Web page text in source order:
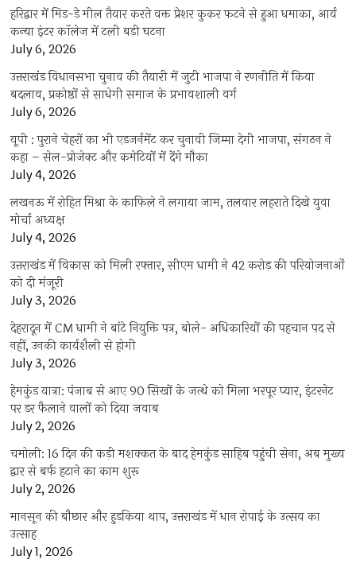
हरिद्वार में मिड-डे मील तैयार करते वक्त प्रेशर कुकर फटने से हुआ धमाका, आर्य
कन्या इंटर कॉलेज में टली बड़ी घटना
July 6, 2026
उत्तराखंंड विधानसभा चुनाव की तैयारी में जुटी भाजपा ने रणनीति में किया
बदलाव, प्रकोष्ठों से साधेगी समाज के प्रभावशाली वर्ग
July 6, 2026
यूपी : पुराने चेहरों का भी एडजर्नमेंट कर चुनावी जिम्मा देगी भाजपा, संगठन ने
कहा – सेल-प्रोजेक्ट और कमेटियों में देंगे मौका
July 4, 2026
लखनऊ में रोहित मिश्रा के काफिले ने लगाया जाम, तलवार लहराते दिखे युवा
मोर्चा अध्यक्ष
July 4, 2026
उत्तराखंड में विकास को मिली रफ्तार, सीएम धामी ने 42 करोड़ की परियोजनाओं
को दी मंजूरी
July 3, 2026
देहरादून में CM धामी ने बांटे नियुक्ति पत्र, बोले- अधिकारियों की पहचान पद से
नहीं, उनकी कार्यशैली से होगी
July 3, 2026
हेमकुंड यात्रा: पंजाब से आए 90 सिखों के जत्थे को मिला भरपूर प्यार, इंटरनेट
पर डर फैलाने वालों को दिया जवाब
July 2, 2026
चमोली: 16 दिन की कड़ी मशक्कत के बाद हेमकुंड साहिब पहुंची सेना, अब मुख्य
द्वार से बर्फ हटाने का काम शुरू
July 2, 2026
मानसून की बौछार और हुड़किया थाप, उत्तराखंड में धान रोपाई के उत्सव का
उत्साह
July 1, 2026